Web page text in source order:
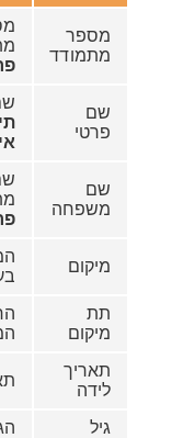
מספר
מתמודד
שם
פרטי
שם
משפחה
מיקום
תת
מיקום
תאריך
לידה
גיל